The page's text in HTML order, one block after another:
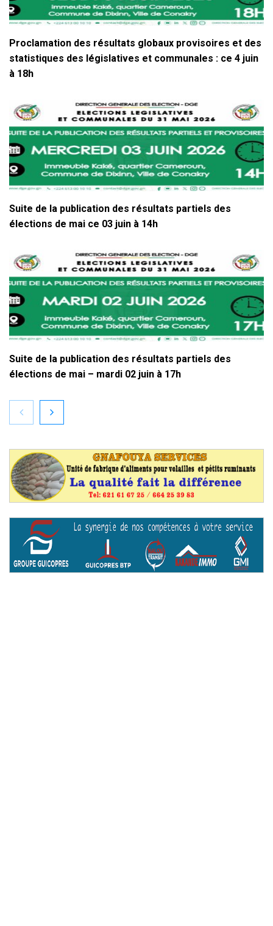
Proclamation des résultats globaux provisoires et des
statistiques des législatives et communales : ce 4 juin
à 18h
Suite de la publication des résultats partiels des
élections de mai ce 03 juin à 14h
Suite de la publication des résultats partiels des
élections de mai – mardi 02 juin à 17h